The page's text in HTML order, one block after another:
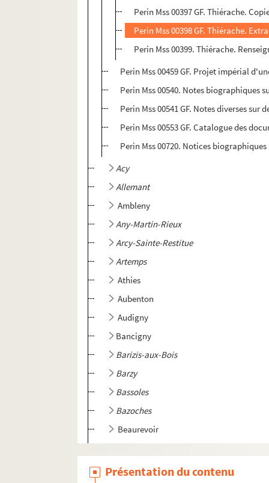
Perin Mss 00397 GF. Thiérache.
Perin Mss 00398 GF. Thiérache.
Perin Mss 00399. Thiérache.
Perin Mss 00459 GF. Projet impérial
Perin Mss 00540. Notes biographiques
Perin Mss 00541 GF. Notes diverses
Perin Mss 00553 GF. Catalogue des
Perin Mss 00720. Notices
Acy
Allemant
Ambleny
Any-Martin-Rieux
Arcy-Sainte-Restitue
Artemps
Athies
Aubenton
Audigny
Bancigny
Barizis-aux-Bois
Barzy
Bassoles
Bazoches
Beaurevoir
Belleu
Présentation du contenu